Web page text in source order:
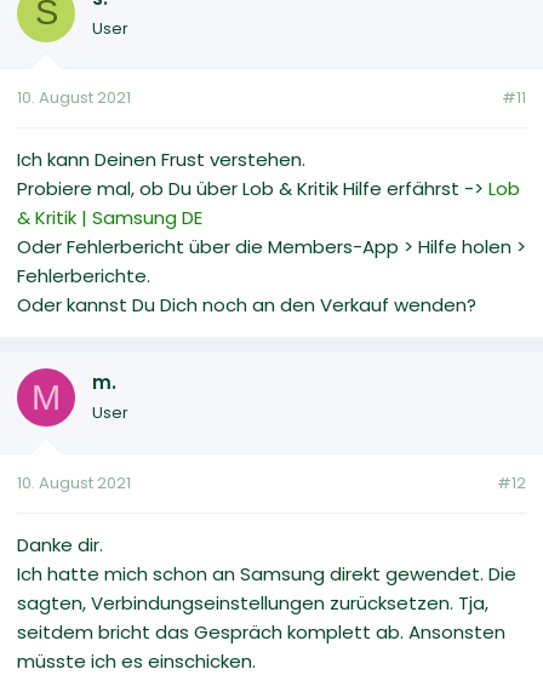
S User
10. August 2021 #11
Ich kann Deinen Frust verstehen.
Probiere mal, ob Du über Lob & Kritik Hilfe erfährst -> Lob
& Kritik | Samsung DE
Oder Fehlerbericht über die Members-App > Hilfe holen >
Fehlerberichte.
Oder kannst Du Dich noch an den Verkauf wenden?
M m.
User
10. August 2021 #12
Danke dir.
Ich hatte mich schon an Samsung direkt gewendet. Die
sagten, Verbindungseinstellungen zurücksetzen. Tja,
seitdem bricht das Gespräch komplett ab. Ansonsten
müsste ich es einschicken.